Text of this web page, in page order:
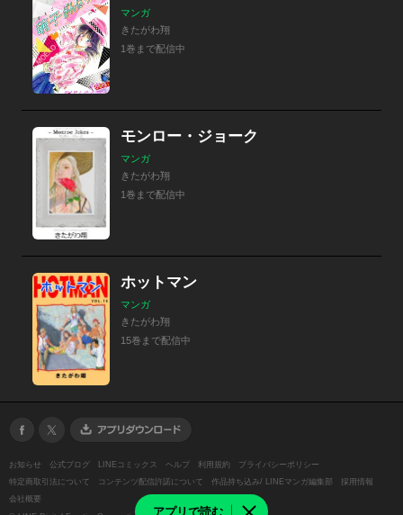
アプリで読む
マンガ
きたがわ翔
1巻まで配信中
モンロー・ジョーク
マンガ
きたがわ翔
1巻まで配信中
ホットマン
マンガ
きたがわ翔
15巻まで配信中
お知らせ 公式ブログ LINEコミックス ヘルプ 利用規約
プライバシーポリシー
特定商取引法について
コンテンツ配信許諾について 作品持ち込み/ LINEマンガ編集部
採用情報
会社概要